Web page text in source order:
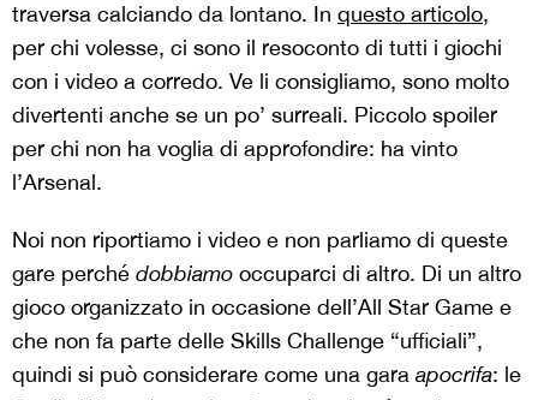
traversa calciando da lontano. In questo articolo,
per chi volesse, ci sono il resoconto di tutti i giochi
con i video a corredo. Ve li consigliamo, sono molto
divertenti anche se un po’ surreali. Piccolo spoiler
per chi non ha voglia di approfondire: ha vinto
l’Arsenal.
Noi non riportiamo i video e non parliamo di queste
gare perché dobbiamo occuparci di altro. Di un altro
gioco organizzato in occasione dell’All Star Game e
che non fa parte delle Skills Challenge “ufficiali”,
quindi si può considerare come una garaapocrifa: le